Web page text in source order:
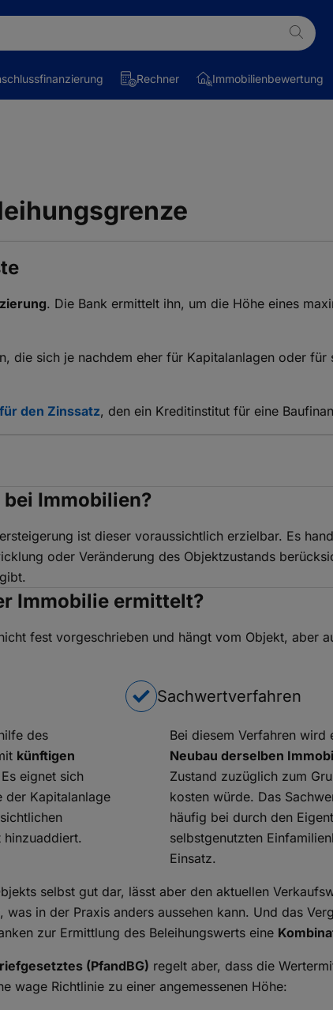
Rechner Immobilienbewertung
. Die Bank ermittelt ihn, um die Höhe eines
die sich je nachdem eher für Kapitalanlagen oder für
den Zinssatz, den ein Kreditinstitut für eine
Immobilien?
ist dieser voraussichtlich erzielbar. Es
oder Veränderung des Objektzustands
Immobilie ermittelt?
fest vorgeschrieben und hängt vom Objekt, aber
des
künftigen
eignet sich
der Kapitalanlage
hinzuaddiert.
Sachwertverfahren
Bei diesem Verfahren wird
Neubau derselben
Zustand zuzüglich zum
kosten würde. Das
häufig bei durch den
selbstgenutzten
Einsatz.
selbst gut dar, lässt aber den aktuellen
in der Praxis anders aussehen kann. Und das
zur Ermittlung des Beleihungswerts eine
(PfandBG) regelt aber, dass die
wage Richtlinie zu einer angemessenen Höhe: